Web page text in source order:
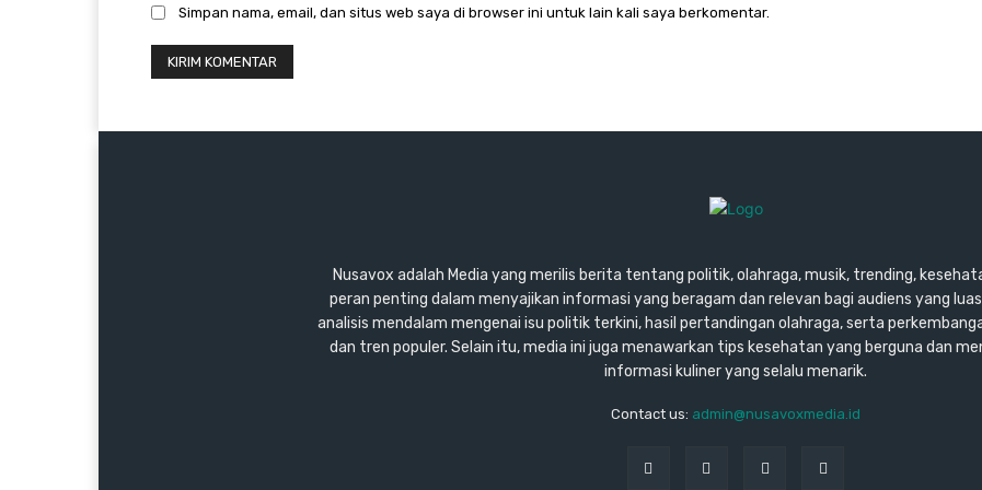
Simpan nama, email, dan situs web saya di browser ini untuk lain kali saya berkomentar.
Nusavox adalah Media yang merilis berita tentang politik, olahraga, musik, trending,
peran penting dalam menyajikan informasi yang beragam dan relevan bagi audiens yang
analisis mendalam mengenai isu politik terkini, hasil pertandingan olahraga, serta
dan tren populer. Selain itu, media ini juga menawarkan tips kesehatan yang berguna dan
informasi kuliner yang selalu menarik.
Contact us: admin@nusavoxmedia.id